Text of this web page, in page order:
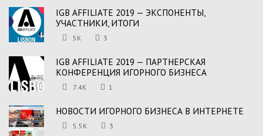
IGB AFFILIATE 2019 — ЭКСПОНЕНТЫ,
УЧАСТНИКИ, ИТОГИ
5K 3
IGB AFFILIATE 2019 — ПАРТНЕРСКАЯ
КОНФЕРЕНЦИЯ ИГОРНОГО БИЗНЕСА
7.4K 1
НОВОСТИ ИГОРНОГО БИЗНЕСА В ИНТЕРНЕТЕ
5.5K 3